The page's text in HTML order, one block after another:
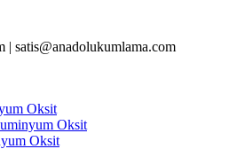
| satis@anadolukumlama.com
Oksit
Oksit
Oksit